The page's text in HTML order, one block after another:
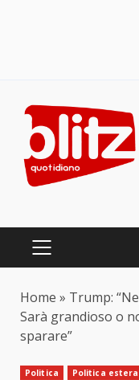
content
PRIMARY
Home » Trump:
Sarà grandioso o
sparare”
Politica Politica estera